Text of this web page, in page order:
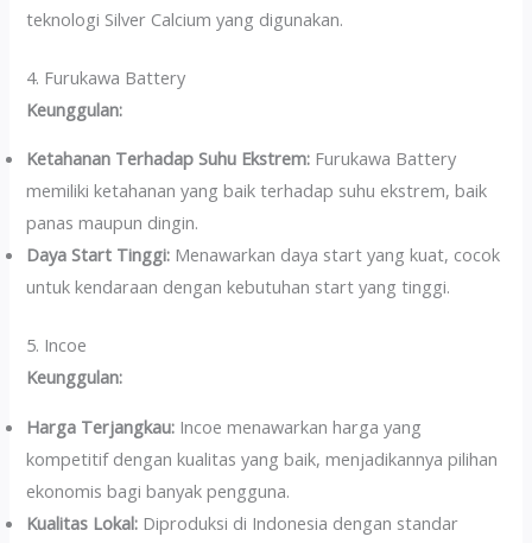
teknologi Silver Calcium yang digunakan.
4. Furukawa Battery
Keunggulan:
Ketahanan Terhadap Suhu Ekstrem: Furukawa Battery
memiliki ketahanan yang baik terhadap suhu ekstrem, baik
panas maupun dingin.
Daya Start Tinggi: Menawarkan daya start yang kuat, cocok
untuk kendaraan dengan kebutuhan start yang tinggi.
5. Incoe
Keunggulan:
Harga Terjangkau: Incoe menawarkan harga yang
kompetitif dengan kualitas yang baik, menjadikannya pilihan
ekonomis bagi banyak pengguna.
Kualitas Lokal: Diproduksi di Indonesia dengan standar